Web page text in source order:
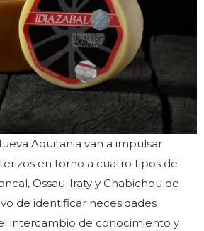
Aquitania van a impulsar
en torno a cuatro tipos de
Ossau-Iraty y Chabichou de
de identificar necesidades
intercambio de conocimiento y